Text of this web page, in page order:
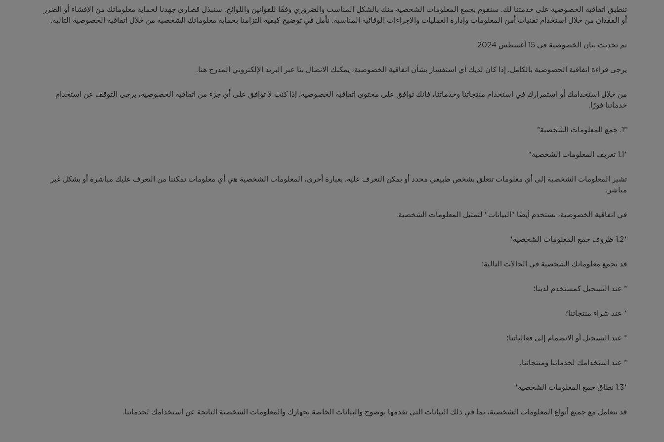
تنطبق اتفاقية الخصوصية على خدمتنا لك. سنقوم بجمع المعلومات الشخصية منك بالشكل المناسب والضروري وفقًا للقوانين واللوائح. سنبذل قصارى جهدنا لحماية معلوماتك من الإفشاء أو الضرر
أو الفقدان من خلال استخدام تقنيات أمن المعلومات وإدارة العمليات والإجراءات الوقائية المناسبة. نأمل في توضيح كيفية التزامنا بحماية معلوماتك الشخصية من خلال اتفاقية الخصوصية التالية.
تم تحديث بيان الخصوصية في 15 أغسطس 2024
يرجى قراءة اتفاقية الخصوصية بالكامل. إذا كان لديك أي استفسار بشأن اتفاقية الخصوصية، يمكنك الاتصال بنا عبر البريد الإلكتروني المدرج هنا.
من خلال استخدامك أو استمرارك في استخدام منتجاتنا وخدماتنا، فإنك توافق على محتوى اتفاقية الخصوصية. إذا كنت لا توافق على أي جزء من اتفاقية الخصوصية، يرجى التوقف عن استخدام
خدماتنا فورًا.
*1. جمع المعلومات الشخصية*
*1.1 تعريف المعلومات الشخصية*
تشير المعلومات الشخصية إلى أي معلومات تتعلق بشخص طبيعي محدد أو يمكن التعرف عليه. بعبارة أخرى، المعلومات الشخصية هي أي معلومات تمكننا من التعرف عليك مباشرة أو بشكل غير
مباشر.
في اتفاقية الخصوصية، نستخدم أيضًا "البيانات" لتمثيل المعلومات الشخصية.
*1.2 ظروف جمع المعلومات الشخصية*
قد نجمع معلوماتك الشخصية في الحالات التالية:
* عند التسجيل كمستخدم لدينا؛
* عند شراء منتجاتنا؛
* عند التسجيل أو الانضمام إلى فعالياتنا؛
* عند استخدامك لخدماتنا ومنتجاتنا.
*1.3 نطاق جمع المعلومات الشخصية*
قد نتعامل مع جميع أنواع المعلومات الشخصية، بما في ذلك البيانات التي تقدمها بوضوح والبيانات الخاصة بجهازك والمعلومات الشخصية الناتجة عن استخدامك لخدماتنا.